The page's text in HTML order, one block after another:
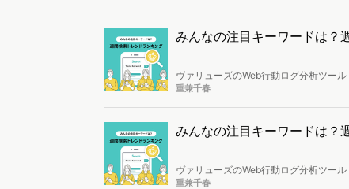
3月8日の「国際女性デー」、「皆既月
みんなの注目キーワードは
ヴァリューズのWeb行動ログ分析ツー
し、トレンドになっているキーワードを
重兼千春
みんなの注目キーワードは？
ヴァリューズのWeb行動ログ分析ツー
し、トレンドになっているキーワードを
重兼千春